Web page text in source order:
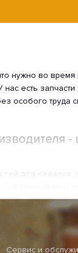
нужно во
есть
особого труда
самую
безопасности.
- это важнейший
Сервис и